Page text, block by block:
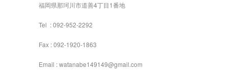
福岡県那珂川市道善4丁目1番地
Tel : 092-952-2292
Fax : 092-1920-1863
Email : watanabe149149@gmail.com